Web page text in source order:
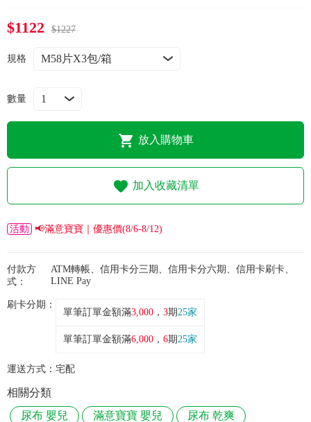
$1122 $1227
規格
數量
放入購物車
加入收藏清單
活動 📢滿意寶寶｜優惠價(8/6-8/12)
付款方
式：
ATM轉帳、信用卡分三期、信用卡分六期、信用卡刷卡、
LINE Pay
刷卡分期：
單筆訂單金額滿3,000 ， 3期25家
單筆訂單金額滿6,000 ， 6期25家
運送方式： 宅配
相關分類
尿布 嬰兒
滿意寶寶 嬰兒 尿布 乾爽